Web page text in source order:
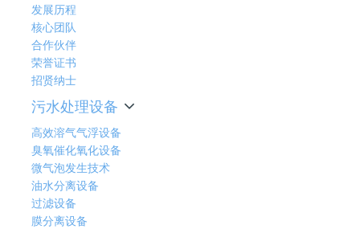
发展历程
核心团队
合作伙伴
荣誉证书
招贤纳士
污水处理设备
高效溶气气浮设备
臭氧催化氧化设备
微气泡发生技术
油水分离设备
过滤设备
膜分离设备